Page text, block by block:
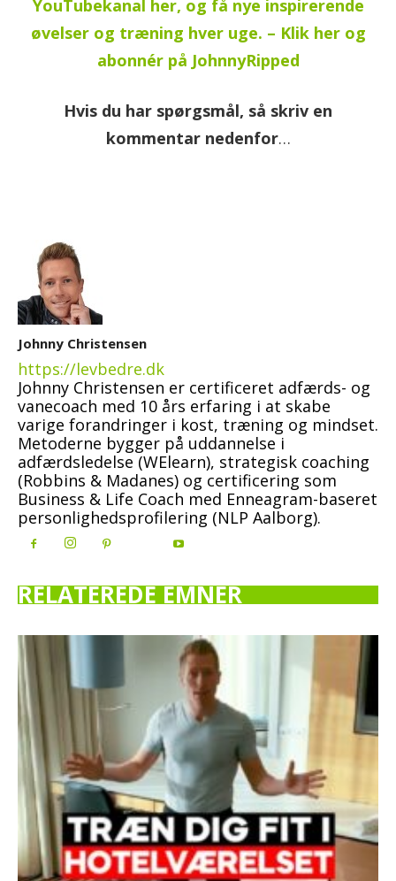
YouTubekanal her, og få nye inspirerende
øvelser og træning hver uge. – Klik her og
abonnér på JohnnyRipped
Hvis du har spørgsmål, så skriv en
kommentar nedenfor…
Johnny Christensen
https://levbedre.dk
Johnny Christensen er certificeret adfærds- og
vanecoach med 10 års erfaring i at skabe
varige forandringer i kost, træning og mindset.
Metoderne bygger på uddannelse i
adfærdsledelse (WElearn), strategisk coaching
(Robbins & Madanes) og certificering som
Business & Life Coach med Enneagram-baseret
personlighedsprofilering (NLP Aalborg).
RELATEREDE EMNER